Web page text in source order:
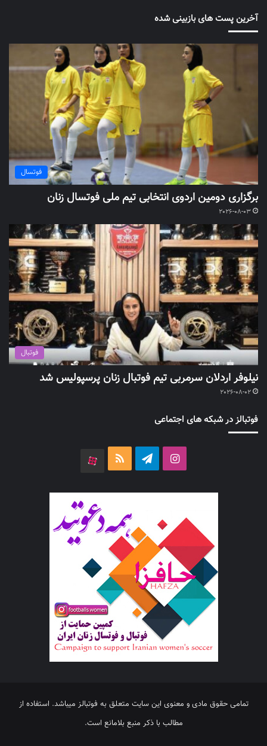
آخرین پست های بازبینی شده
فوتسال
برگزاری دومین اردوی انتخابی تیم ملی فوتسال زنان
2026-08-03
فوتبال
نیلوفر اردلان سرمربی تیم فوتبال زنان پرسپولیس شد
2026-08-02
فوتبالز در شبکه های اجتماعی
اینستاگرامتلگرام خوراک
تمامی حقوق مادی و معنوی این سایت متعلق به فوتبالز میباشد. استفاده از
مطالب با ذکر منبع بلامانع است.